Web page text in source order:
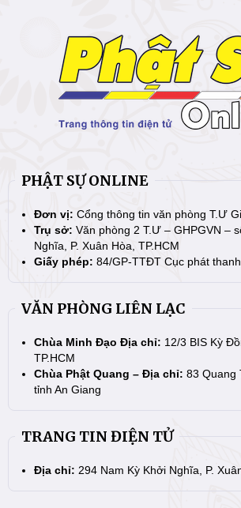
PHẬT SỰ ONLINE
Đơn vị: Cổng thông tin văn phòng T.Ư
Trụ sở: Văn phòng 2 T.Ư – GHPGVN –
Nghĩa, P. Xuân Hòa, TP.HCM
Giấy phép: 84/GP-TTĐT Cục phát
VĂN PHÒNG LIÊN LẠC
Chùa Minh Đạo Địa chỉ: 12/3 BIS Kỳ
TP.HCM
Chùa Phật Quang – Địa chỉ: 83 Quang
tỉnh An Giang
TRANG TIN ĐIỆN TỬ
Địa chỉ: 294 Nam Kỳ Khởi Nghĩa, P.